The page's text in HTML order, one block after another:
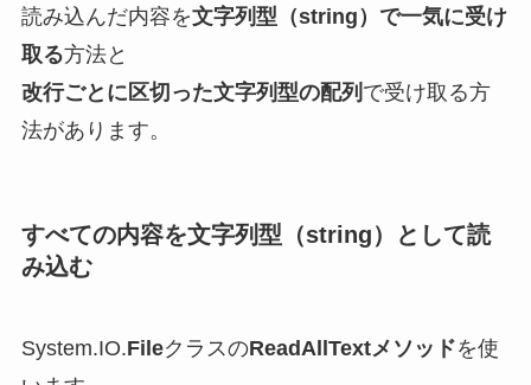
読み込んだ内容を文字列型（string）で一気に受け
取る方法と
改行ごとに区切った文字列型の配列 で受け取る方
法があります。
すべての内容を文字列型（string）として読
み込む
System.IO.FileクラスのReadAllTextメソッドを使